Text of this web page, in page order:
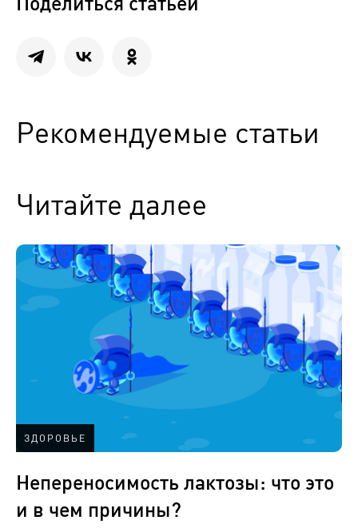
Рекомендуемые статьи
Читайте далее
ЗДОРОВЬЕ
Непереносимость лактозы: что это
и в чем причины?